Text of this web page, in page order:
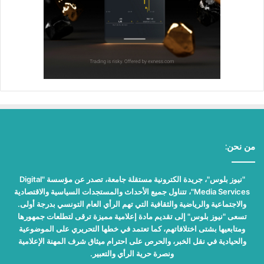
من نحن:
"نيوز بلوس"، جريدة الكترونية مستقلة جامعة، تصدر عن مؤسسة "Digital
Media Services"، تتناول جميع الأحداث والمستجدات السياسية والاقتصادية
والاجتماعية والرياضية والثقافية التي تهم الرأي العام التونسي بدرجة أولى.
تسعى "نيوز بلوس" إلى تقديم مادة إعلامية مميزة ترقى لتطلعات جمهورها
ومتابعيها بشتى اختلافاتهم، كما تعتمد في خطها التحريري على الموضوعية
والحيادية في نقل الخبر، والحرص على احترام ميثاق شرف المهنة الإعلامية
ونصرة حرية الرأي والتعبير.